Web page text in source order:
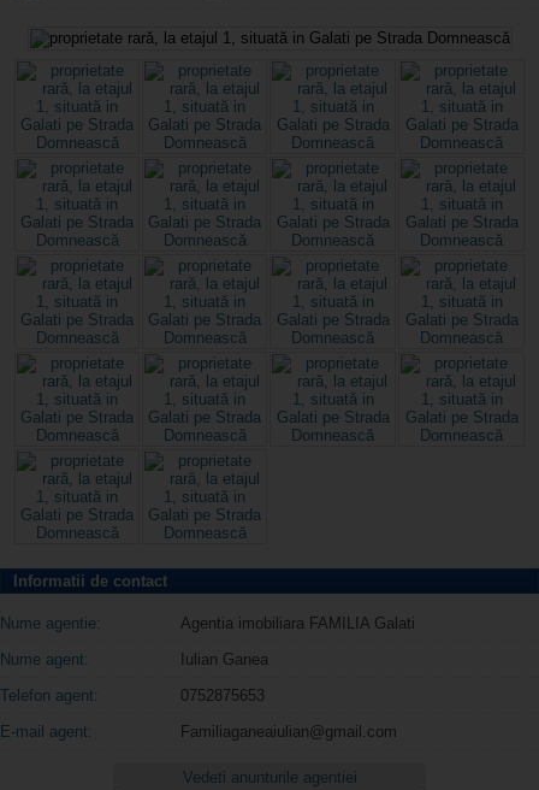
Informatii de contact
Nume agentie:
Agentia imobiliara FAMILIA Galati
Nume agent:
Iulian Ganea
Telefon agent:
0752875653
E-mail agent:
Familiaganeaiulian@gmail.com
Vedeti anunturile agentiei